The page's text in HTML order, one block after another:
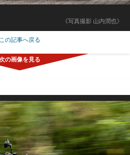
《写真撮影 山内潤也》
この記事へ戻る